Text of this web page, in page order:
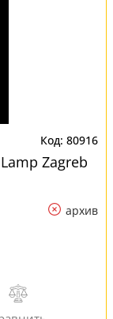
80916
Zagreb
архив